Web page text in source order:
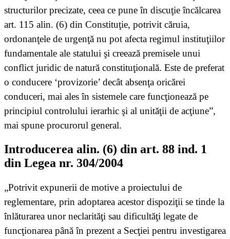
structurilor precizate, ceea ce pune în discuţie încălcarea
art. 115 alin. (6) din Constituţie, potrivit căruia,
ordonanţele de urgenţă nu pot afecta regimul instituţiilor
fundamentale ale statului şi creează premisele unui
conflict juridic de natură constituţională. Este de preferat
o conducere ‘provizorie’ decât absenţa oricărei
conduceri, mai ales în sistemele care funcţionează pe
principiul controlului ierarhic şi al unităţii de acţiune”,
mai spune procurorul general.
Introducerea alin. (6) din art. 88 ind. 1
din Legea nr. 304/2004
„Potrivit expunerii de motive a proiectului de
reglementare, prin adoptarea acestor dispoziţii se tinde la
înlăturarea unor neclarităţi sau dificultăţi legate de
funcţionarea până în prezent a Secţiei pentru investigarea